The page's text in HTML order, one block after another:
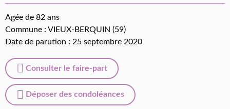
Agée de 82 ans
Commune : VIEUX-BERQUIN (59)
Date de parution : 25 septembre 2020
Consulter le faire-part
Déposer des condoléances